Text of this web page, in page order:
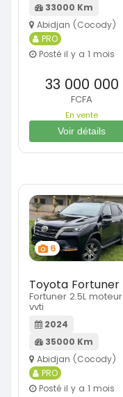
33000 Km
Abidjan (Cocody)
PRO
Posté il y a 1 mois
33 000 000
FCFA
En vente
Voir détails
6
Toyota Fortuner
Fortuner 2.5L moteur
vvti
2024
35000 Km
Abidjan (Cocody)
PRO
Posté il y a 1 mois